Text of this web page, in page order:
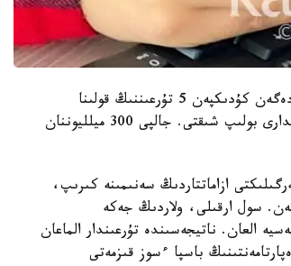
پوليسيا دەپارتامەنتىنىڭ قىزمەتكەرلەرى 250 دەن استام ازاماتتى الدادى دەگەن كۇدىكپەن 5 تۇرعىننىڭ قولىنا
كىسەن سالدى. ونىڭ بارلىعى تۇركىستان وبلىسىنىڭ جەرگىلىكتى تۇرعىندارى بولىپ شىقتى. جالپى 300 ميلليوننان
ازاماتتاردىڭ سەنىمىنە كىرىپ،
سول ارقىلى، ولاردىڭ جەكە
العان. ناتيجەسىندە تۇرعىندار الماعان
باسپا ءسوز قىزمەتى